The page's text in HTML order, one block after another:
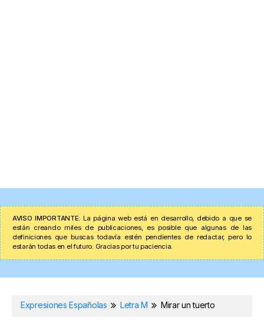
AVISO IMPORTANTE: La página web está en desarrollo, debido a que se
están creando miles de publicaciones, es posible que algunas de las
definiciones que buscas todavía estén pendientes de redactar, pero lo
estarán todas en el futuro. Gracias por tu paciencia.
Expresiones Españolas Letra M Mirar un tuerto